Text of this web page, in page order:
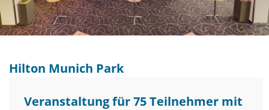
Hilton Munich Park
Veranstaltung für 75 Teilnehmer mit